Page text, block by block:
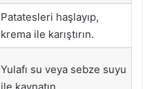
Patatesleri haşlayıp,
krema ile karıştırın.
Yulafı su veya sebze suyu